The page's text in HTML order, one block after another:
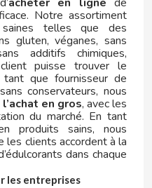
Notre assortiment
telles que des
gluten, véganes, sans
additifs chimiques,
puisse trouver le
tant que fournisseur de
conservateurs, nous
l’achat en gros, avec les
du marché. En tant
produits sains, nous
les clients accordent à la
dans chaque
les entreprises